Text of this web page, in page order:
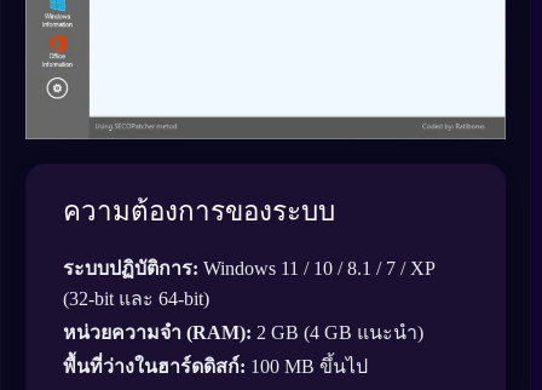
ความต้องการของระบบ
ระบบปฏิบัติการ: Windows 11 / 10 / 8.1 / 7 / XP
(32-bit และ 64-bit)
หน่วยความจำ (RAM): 2 GB (4 GB แนะนำ)
พื้นที่ว่างในฮาร์ดดิสก์: 100 MB ขึ้นไป